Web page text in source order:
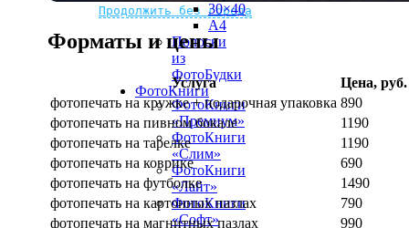
Продолжить без города
30×40
A4
Полоски
из
ФотоБудки
ФотоКниги
ФотоКниги
«Премиум»
ФотоКниги
«Слим»
ФотоКниги
«Лайт»
ФотоКниги
«Софт»
Форматы и цены
Услуга
Цена, руб.
фотопечать на кружке + подарочная упаковка 890
фотопечать на пивном бокале
1190
фотопечать на тарелке
1190
фотопечать на коврике
690
фотопечать на футболке
1490
фотопечать на картонных пазлах
790
фотопечать на магнитных пазлах
990